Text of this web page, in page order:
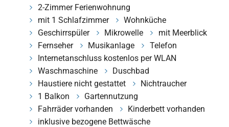
2-Zimmer Ferienwohnung
mit 1 Schlafzimmer
Wohnküche
Geschirrspüler
Mikrowelle
mit Meerblick
Fernseher
Musikanlage
Telefon
Internetanschluss kostenlos per WLAN
Waschmaschine
Duschbad
Haustiere nicht gestattet
Nichtraucher
1 Balkon
Gartennutzung
Fahrräder vorhanden
Kinderbett vorhanden
inklusive bezogene Bettwäsche